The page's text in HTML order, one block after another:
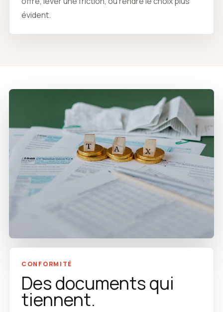
évident.
CONFORMITÉ
Des documents qui
tiennent.